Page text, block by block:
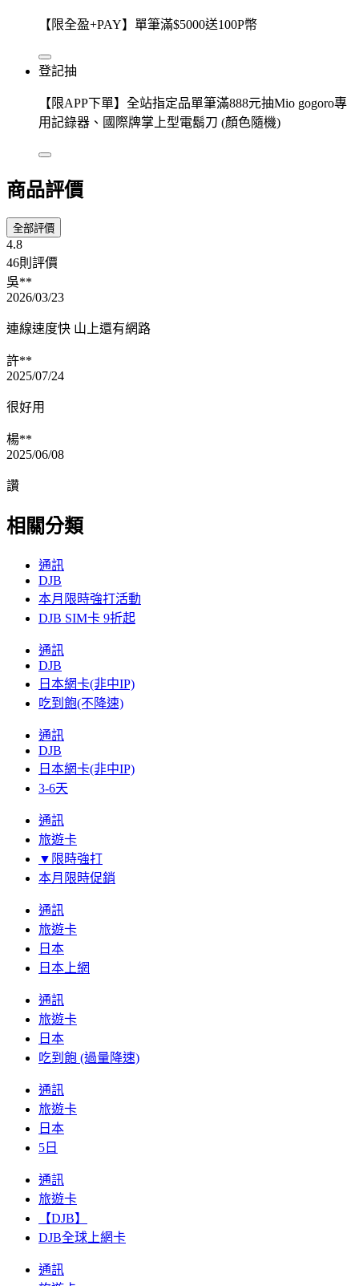
【限全盈+PAY】單筆滿$5000送100P幣
登記抽
【限APP下單】全站指定品單筆滿888元抽Mio gogoro專
用記錄器、國際牌掌上型電鬍刀 (顏色隨機)
商品評價
全部評價
4.8
46則評價
吳**
2026/03/23
連線速度快 山上還有網路
許**
2025/07/24
很好用
楊**
2025/06/08
讚
相關分類
通訊
DJB
本月限時強打活動
DJB SIM卡 9折起
通訊
DJB
日本網卡(非中IP)
吃到飽(不降速)
通訊
DJB
日本網卡(非中IP)
3-6天
通訊
旅遊卡
▼限時強打
本月限時促銷
通訊
旅遊卡
日本
日本上網
通訊
旅遊卡
日本
吃到飽 (過量降速)
通訊
旅遊卡
日本
5日
通訊
旅遊卡
【DJB】
DJB全球上網卡
通訊